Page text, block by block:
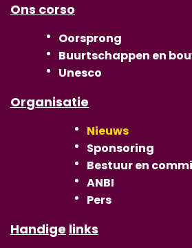
Ons corso
Oorsprong
Buurtschappen en
Unesco
Organisatie
Nieuws
Sponsoring
Bestuur en
ANBI
Pers
Handige links